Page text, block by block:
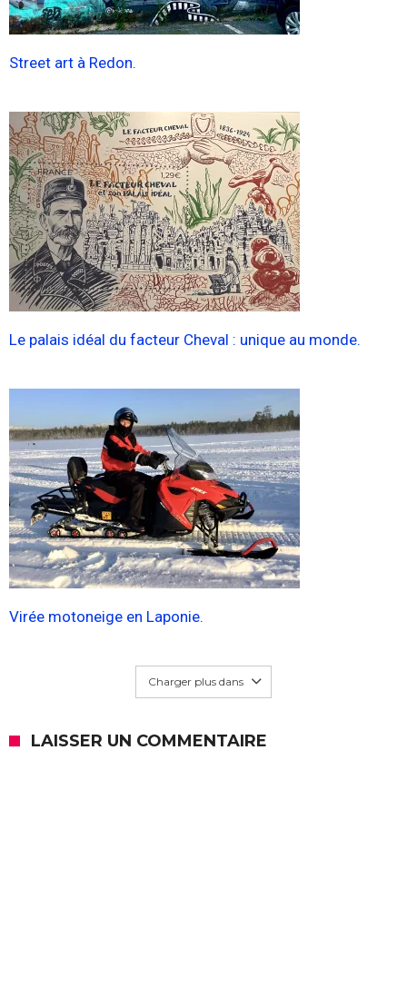
Street art à Redon.
Le palais idéal du facteur Cheval : unique au monde.
Virée motoneige en Laponie.
Charger plus dans
LAISSER UN COMMENTAIRE